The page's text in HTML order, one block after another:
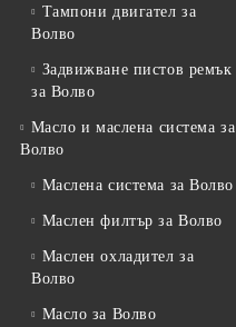
Тампони двигател за
Волво
Задвижване пистов ремък
за Волво
Масло и маслена система за
Волво
Маслена система за Волво
Маслен филтър за Волво
Маслен охладител за
Волво
Масло за Волво